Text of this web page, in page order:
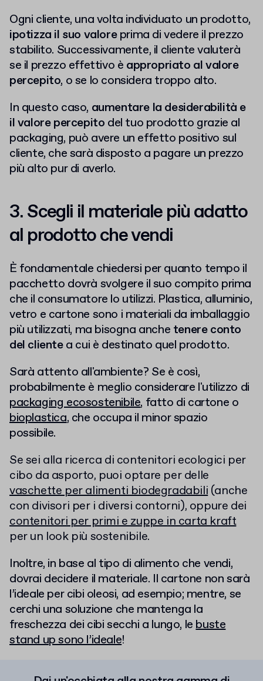
Ogni cliente, una volta individuato un prodotto,
ipotizza il suo valoreprima di vedere il prezzo
stabilito. Successivamente, il cliente valuterà
se il prezzo effettivo è appropriato al valore
percepito, o se lo considera troppo alto.
In questo caso, aumentare la desiderabilità e
il valore percepito del tuo prodotto grazie al
packaging, può avere un effetto positivo sul
cliente, che sarà disposto a pagare un prezzo
più alto pur di averlo.
3. Scegli il materiale più adatto
al prodotto che vendi
È fondamentale chiedersi per quanto tempo il
pacchetto dovrà svolgere il suo compito prima
che il consumatore lo utilizzi. Plastica, alluminio,
vetro e cartone sono i materiali da imballaggio
più utilizzati, ma bisogna anche tenere conto
del clientea cui è destinato quel prodotto.
Sarà attento all'ambiente? Se è così,
probabilmente è meglio considerare l'utilizzo di
packaging ecosostenibile, fatto di cartone o
bioplastica, che occupa il minor spazio
possibile.
Se sei alla ricerca di contenitori ecologici per
cibo da asporto, puoi optare per delle
vaschette per alimenti biodegradabili(anche
con divisori per i diversi contorni), oppure dei
contenitori per primi e zuppe in carta kraft
per un look più sostenibile.
Inoltre, in base al tipo di alimento che vendi,
dovrai decidere il materiale. Il cartone non sarà
l’ideale per cibi oleosi, ad esempio; mentre, se
cerchi una soluzione che mantenga la
freschezza dei cibi secchi a lungo, lebuste
stand up sono l’ideale!